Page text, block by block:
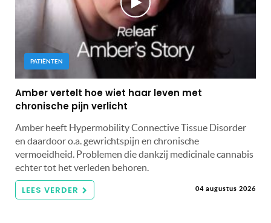
PATIËNTEN
Amber vertelt hoe wiet haar leven met
chronische pijn verlicht
Amber heeft Hypermobility Connective Tissue Disorder
en daardoor o.a. gewrichtspijn en chronische
vermoeidheid. Problemen die dankzij medicinale cannabis
echter tot het verleden behoren.
LEES VERDER 04 augustus 2026